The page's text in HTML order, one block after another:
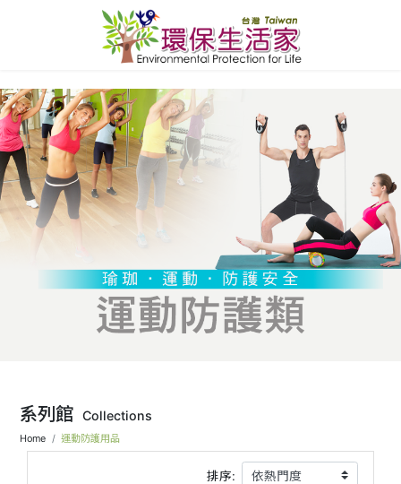
系列館 Collections
Home 運動防護用品
排序: